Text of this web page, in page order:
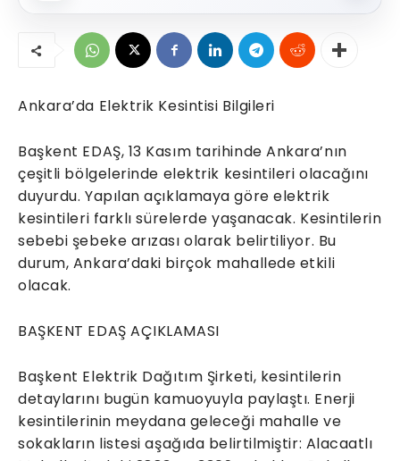
Ankara’da Elektrik Kesintisi Bilgileri
Başkent EDAŞ, 13 Kasım tarihinde Ankara’nın
çeşitli bölgelerinde elektrik kesintileri olacağını
duyurdu. Yapılan açıklamaya göre elektrik
kesintileri farklı sürelerde yaşanacak. Kesintilerin
sebebi şebeke arızası olarak belirtiliyor. Bu
durum, Ankara’daki birçok mahallede etkili
olacak.
BAŞKENT EDAŞ AÇIKLAMASI
Başkent Elektrik Dağıtım Şirketi, kesintilerin
detaylarını bugün kamuoyuyla paylaştı. Enerji
kesintilerinin meydana geleceği mahalle ve
sokakların listesi aşağıda belirtilmiştir: Alacaatlı